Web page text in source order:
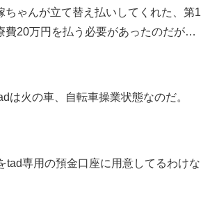
ちゃんが立て替え払いしてくれた、第1
費20万円を払う必要があったのだが…
は火の車、自転車操業状態なのだ。
tad専用の預金口座に用意してるわけな